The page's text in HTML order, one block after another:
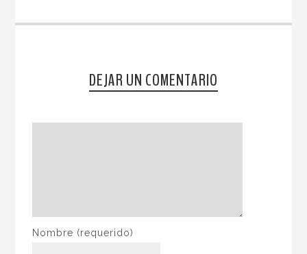
DEJAR UN COMENTARIO
Nombre (requerido)